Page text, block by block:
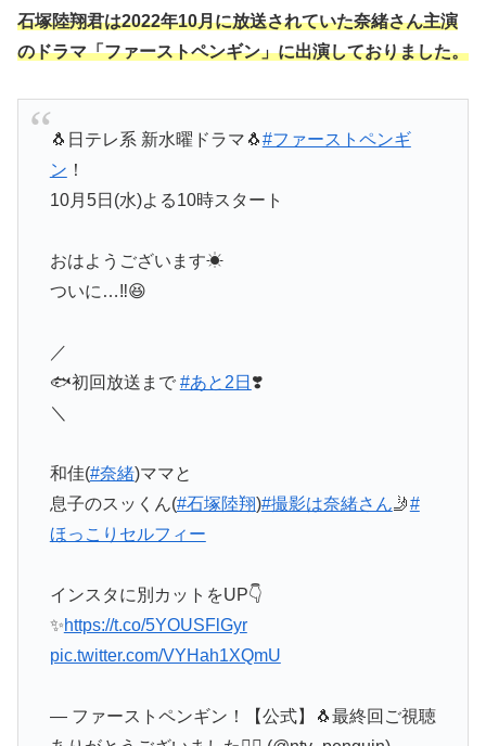
石塚陸翔君は2022年10月に放送されていた奈緒さん主演
のドラマ「ファーストペンギン」に出演しておりました。
🐧日テレ系 新水曜ドラマ🐧#ファーストペンギ
ン ！
10月5日(水)よる10時スタート
おはようございます☀
ついに…‼️😆
／
🐟初回放送まで #あと2日 ❣️
＼
和佳(#奈緒)ママと
息子のスッくん(#石塚陸翔)#撮影は奈緒さん🤳#
ほっこりセルフィー
インスタに別カットをUP👇
✨https://t.co/5YOUSFlGyr
pic.twitter.com/VYHah1XQmU
— ファーストペンギン！【公式】🐧最終回ご視聴